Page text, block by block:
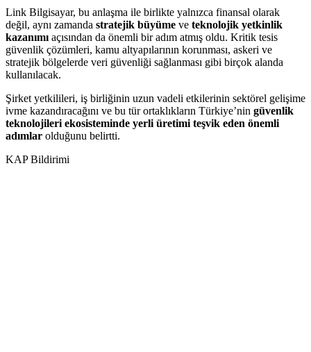
Link Bilgisayar, bu anlaşma ile birlikte yalnızca finansal olarak
değil, aynı zamanda stratejik büyüme ve teknolojik yetkinlik
kazanımı açısından da önemli bir adım atmış oldu. Kritik tesis
güvenlik çözümleri, kamu altyapılarının korunması, askeri ve
stratejik bölgelerde veri güvenliği sağlanması gibi birçok alanda
kullanılacak.
Şirket yetkilileri, iş birliğinin uzun vadeli etkilerinin sektörel gelişime
ivme kazandıracağını ve bu tür ortaklıkların Türkiye’nin güvenlik
teknolojileri ekosisteminde yerli üretimi teşvik eden önemli
adımlar olduğunu belirtti.
KAP Bildirimi